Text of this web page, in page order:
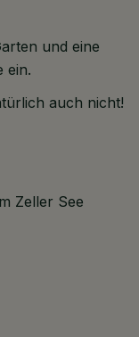
und eine
ein.
auch nicht!
Zeller See